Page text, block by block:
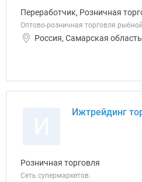
Переработчик, Розничная
Оптово-розничная торговля
Россия, Самарская
Ижтрейдинг
Розничная торговля
Сеть супермаркетов.